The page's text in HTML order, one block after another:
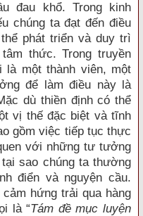
đau khổ. Trong kinh
chúng ta đạt đến điều
phát triển và duy trì
thức. Trong truyền
là một thành viên, một
để làm điều này là
dù thiền định có thể
vị thế đặc biệt và tĩnh
gồm việc tiếp tục thực
với những tư tưởng
sao chúng ta thường
điển và nguyện cầu.
hứng trải qua hàng
là “Tám đề mục luyện